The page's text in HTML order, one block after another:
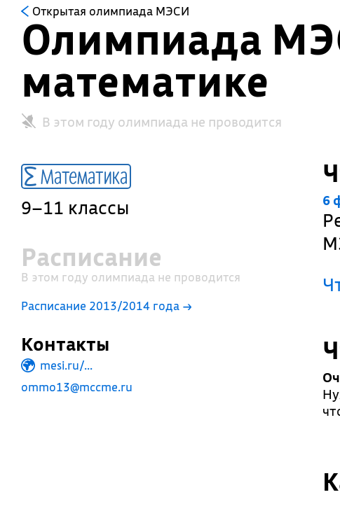
Открытая олимпиада МЭСИ
Олимпиада
математике
В этом году олимпиада не проводится
Математика
9–11 классы
Расписание
В этом году олимпиада не проводится
Расписание 2013/2014 года →
Контакты
mesi.ru/...
ommo13@mccme.ru
6